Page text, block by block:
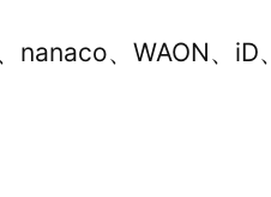
nanaco、WAON、iD、